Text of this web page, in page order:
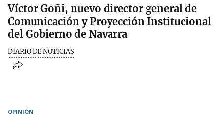
Víctor Goñi, nuevo director general de
Comunicación y Proyección Institucional
del Gobierno de Navarra
DIARIO DE NOTICIAS
OPINIÓN